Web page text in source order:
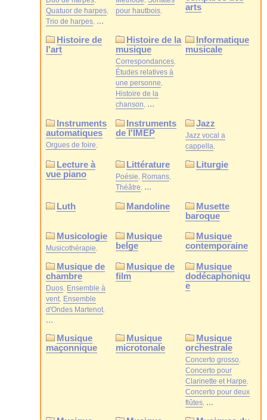
Quatuor de harpes
Trio de harpes ...
pour hautbois
arts
Histoire de
l'art
Histoire de la
musique
Correspondances
Études relatives à
une personne
Histoire de la
chanson ...
Informatique
musicale
Instruments
automatiques
Orgues de foire
Instruments
de l'IMEP
Jazz
Jazz vocal a
cappella
Lecture à
vue piano
Littérature
Poésie
Romans
Théâtre ...
Liturgie
Luth Mandoline
Musette
baroque
Musicologie
Musicothérapie
Musique
belge
Musique
contemporaine
Musique de
chambre
Duos Ensemble à
vent Ensemble
d'Ondes Martenot
...
Musique de
film
Musique
dodécaphoniqu
e
Musique
maçonnique
Musique
microtonale
Musique
orchestrale
Concerto grosso
Concerto pour
Clarinette et Harpe
Concerto pour deux
flûtes ...